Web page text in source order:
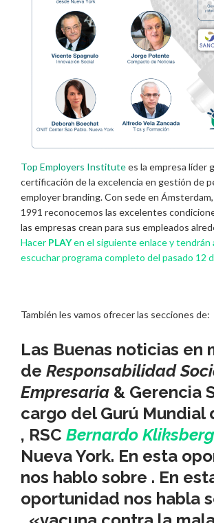
Top Employers Institutees la empresa líder
certificación de la excelencia en gestión de
employer branding. Con sede en
1991 reconocemos las excelentes
las empresas crean para sus empleados
Hacer PLAYen el siguiente enlace y tendrán
escuchar programa completo del pasado 12
También les vamos ofrecer las secciones de:
Las Buenas noticias en
de Responsabilidad
Empresaria & Gerencia
cargo del Gurú Mundial
, RSC Bernardo Kliksberg
Nueva York. En esta
nos hablo sobre . En
oportunidad nos habla